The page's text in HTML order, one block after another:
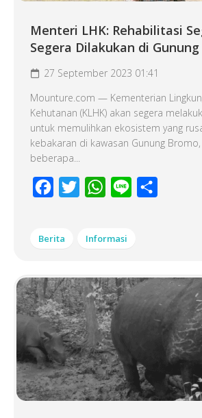
Menteri LHK: Rehabilitasi
Segera Dilakukan di
27 September 2023 01:41
Mounture.com — Kementerian
Kehutanan (KLHK) akan segera
untuk memulihkan ekosistem yang
kebakaran di kawasan Gunung Bromo,
beberapa...
Facebook
Twitter WhatsApp
Line
Berita Informasi